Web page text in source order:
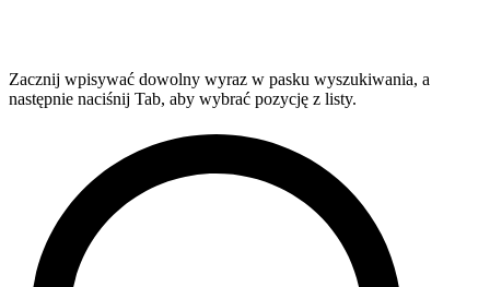
Zacznij wpisywać dowolny wyraz w pasku wyszukiwania, a
następnie naciśnij Tab, aby wybrać pozycję z listy.